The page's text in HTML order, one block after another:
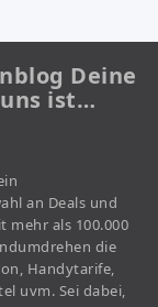
Deine
ist…
an Deals und
mehr als 100.000
die
Handytarife,
uvm. Sei dabei,